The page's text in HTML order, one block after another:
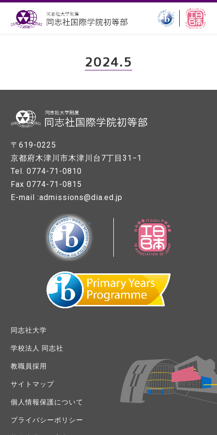
2024.5
〒619-0225
京都府木津川市木津川台7丁目31−1
Tel. 0774-71-0810
Fax 0774-71-0815
E-mail :admissions@dia.ed.jp
同志社大学
学校法人 同志社
教職員採用
サイトマップ
個人情報保護について
プライバシーポリシー